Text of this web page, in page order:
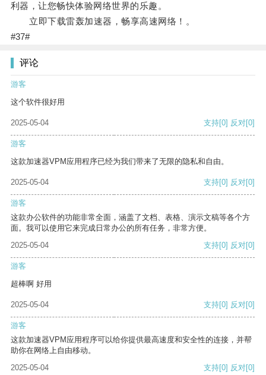
利器，让您畅快体验网络世界的乐趣。
立即下载雷轰加速器，畅享高速网络！。
#37#
评论
游客
这个软件很好用
2025-05-04 支持[0] 反对[0]
游客
这款加速器VPM应用程序已经为我们带来了无限的隐私和自由。
2025-05-04 支持[0] 反对[0]
游客
这款办公软件的功能非常全面，涵盖了文档、表格、演示文稿等各个方
面。我可以使用它来完成日常办公的所有任务，非常方便。
2025-05-04
支持[0] 反对[0]
游客
超棒啊 好用
2025-05-04 支持[0] 反对[0]
游客
这款加速器VPM应用程序可以给你提供最高速度和安全性的连接，并帮
助你在网络上自由移动。
2025-05-04
支持[0] 反对[0]